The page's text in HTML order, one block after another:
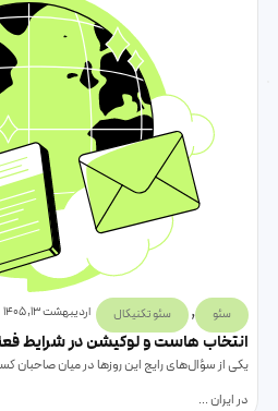
سئو , سئو تکنیکال اردیبهشت 13, 1405
انتخاب هاست و لوکیشن در شرایط
یکی از سؤال‌های رایج این روزها در میان
در ایران …